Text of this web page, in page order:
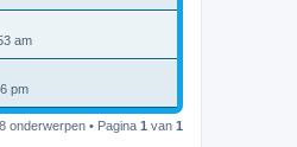
am
pm
8 onderwerpen • Pagina 1 van 1